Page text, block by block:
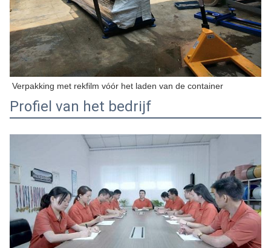
Verpakking met rekfilm vóór het laden van de container
Profiel van het bedrijf